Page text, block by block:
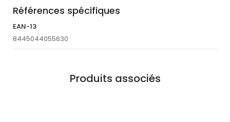
Références spécifiques
EAN-13
8445044055630
Produits associés